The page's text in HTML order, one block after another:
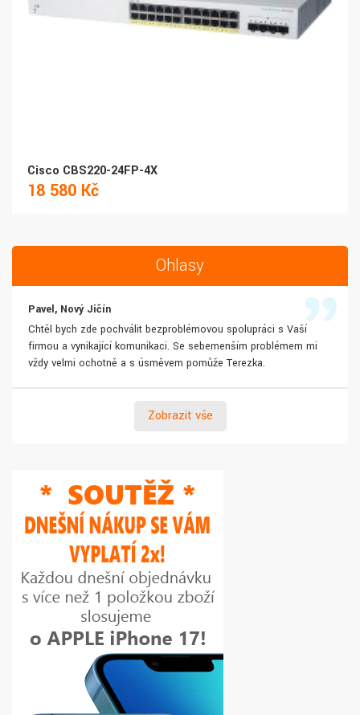
Cisco CBS220-24FP-4X
18 580 Kč
Ohlasy
Pavel, Nový Jičín
Chtěl bych zde pochválit bezproblémovou spolupráci s Vaší
firmou a vynikající komunikaci. Se sebemenším problémem mi
vždy velmi ochotně a s úsměvem pomůže Terezka.
Zobrazit vše